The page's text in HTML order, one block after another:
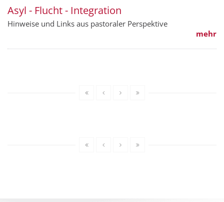
Asyl - Flucht - Integration
Hinweise und Links aus pastoraler Perspektive
mehr